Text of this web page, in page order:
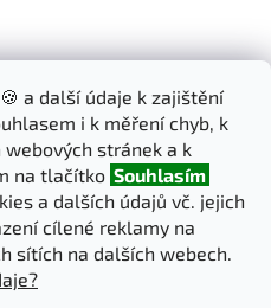
a další údaje k zajištění
i k měření chyb, k
stránek a k
na tlačítko Souhlasím
a dalších údajů vč. jejich
cílené reklamy na
sítích na dalších webech.
zasílat informace o nových